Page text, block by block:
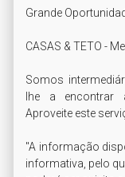
Grande
CASAS & TETO -
Somos
lhe a encontrar
Aproveite este
"A informação
informativa, pelo